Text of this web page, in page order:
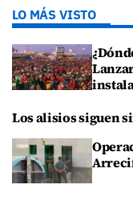
LO MÁS VISTO
Los alisios siguen